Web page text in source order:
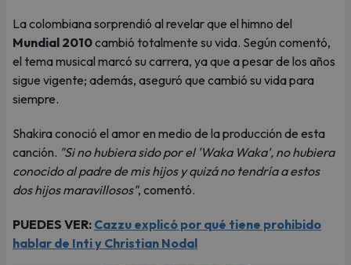
La colombiana sorprendió al revelar que el himno del
Mundial 2010cambió totalmente su vida. Según comentó,
el tema musical marcó su carrera, ya que a pesar de los años
sigue vigente; además, aseguró que cambió su vida para
siempre.
Shakira conoció el amor en medio de la producción de esta
canción. "Si no hubiera sido por el 'Waka Waka', no hubiera
conocido al padre de mis hijos y quizá no tendría a estos
dos hijos maravillosos", comentó.
PUEDES VER: Cazzu explicó por qué tiene prohibido
hablar de Inti y Christian Nodal